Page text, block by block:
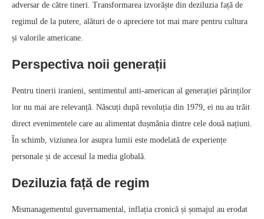
adversar de către tineri. Transformarea izvorăște din deziluzia față de
regimul de la putere, alături de o apreciere tot mai mare pentru cultura
și valorile americane.
Perspectiva noii generații
Pentru tinerii iranieni, sentimentul anti-american al generației părinților
lor nu mai are relevanță. Născuți după revoluția din 1979, ei nu au trăit
direct evenimentele care au alimentat dușmănia dintre cele două națiuni.
În schimb, viziunea lor asupra lumii este modelată de experiențe
personale și de accesul la media globală.
Deziluzia față de regim
Mismanagementul guvernamental, inflația cronică și șomajul au erodat